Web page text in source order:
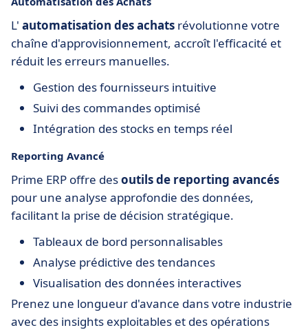
L' automatisation des achats révolutionne votre
chaîne d'approvisionnement, accroît l'efficacité et
réduit les erreurs manuelles.
Gestion des fournisseurs intuitive
Suivi des commandes optimisé
Intégration des stocks en temps réel
Reporting Avancé
Prime ERP offre desoutils de reporting avancés
pour une analyse approfondie des données,
facilitant la prise de décision stratégique.
Tableaux de bord personnalisables
Analyse prédictive des tendances
Visualisation des données interactives
Prenez une longueur d'avance dans votre industrie
avec des insights exploitables et des opérations